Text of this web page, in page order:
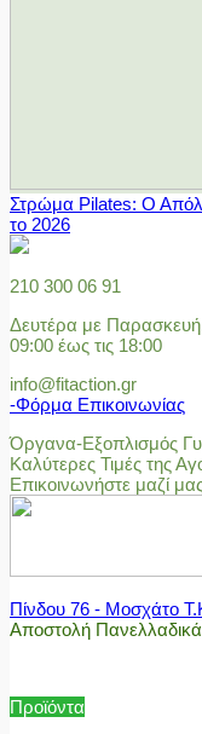
Στρώμα Pilates: Ο
το 2026
210 300 06 91
Δευτέρα με
09:00 έως τις 18:00
info@fitaction.gr
-Φόρμα Επικοινωνίας
Όργανα-Εξοπλισμός
Καλύτερες Τιμές της
Επικοινωνήστε μαζί
Πίνδου 76 - Μοσχάτο
Αποστολή
Προϊόντα